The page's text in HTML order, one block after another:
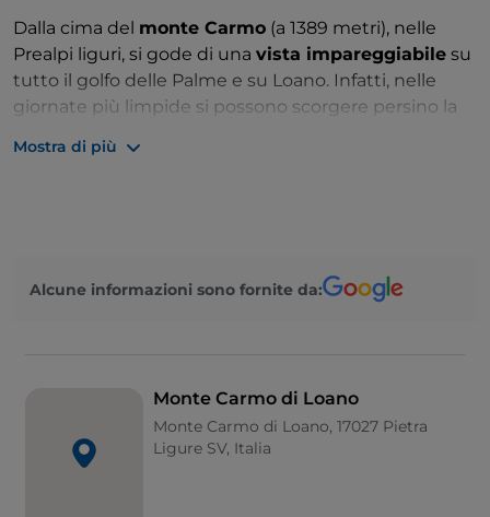
Dalla cima del monte Carmo (a 1389 metri), nelle
Prealpi liguri, si gode di una vista impareggiabile su
tutto il golfo delle Palme e su Loano. Infatti, nelle
giornate più limpide si possono scorgere persino la
dell’arcipelago toscano. Volendo, gli amanti del
successivamente di godersi l’ombreggiatura dei
Mostra di più
Alcune informazioni sono fornite da:
Monte Carmo di Loano
Monte Carmo di Loano, 17027 Pietra
Ligure SV, Italia